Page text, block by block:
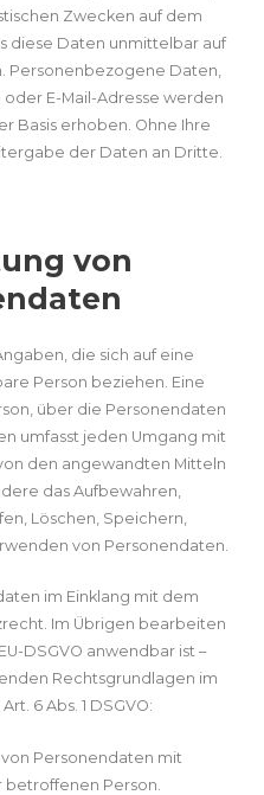
Zwecken auf dem
diese Daten unmittelbar auf
Personenbezogene Daten,
E-Mail-Adresse werden
Basis erhoben. Ohne Ihre
der Daten an Dritte.
von
die sich auf eine
Person beziehen. Eine
über die Personendaten
umfasst jeden Umgang mit
den angewandten Mitteln
das Aufbewahren,
Löschen, Speichern,
von Personendaten.
im Einklang mit dem
Im Übrigen bearbeiten
DSGVO anwendbar ist –
Rechtsgrundlagen im
6 Abs. 1 DSGVO:
Personendaten mit
betroffenen Person.